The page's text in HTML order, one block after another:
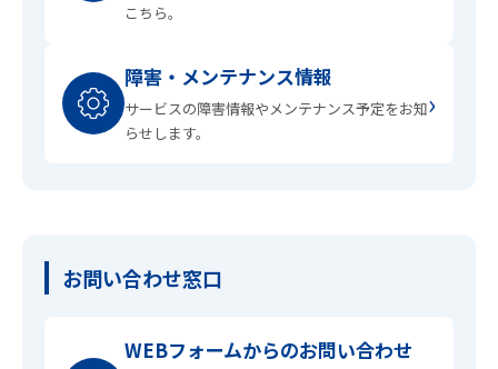
こちら。
障害・メンテナンス情報
サービスの障害情報やメンテナンス予定をお知
らせします。
›
お問い合わせ窓口
WEBフォームからのお問い合わせ